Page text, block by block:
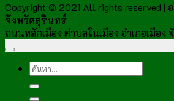
Copyright © 2021 All rights reserved |
จังหวัดสุรินทร์
ถนนหลักเมือง ตำบลในเมือง อำเภอเมือ